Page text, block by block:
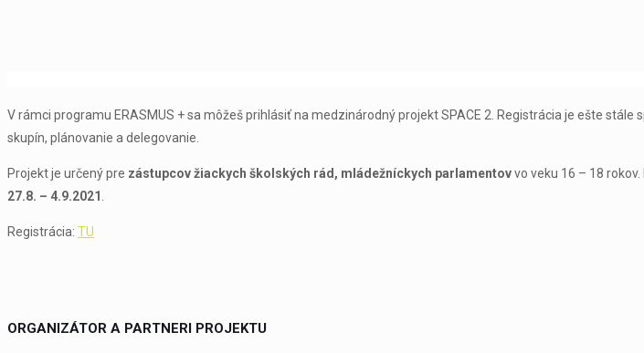
V rámci programu ERASMUS + sa môžeš prihlásiť na medzinárodný projekt SPACE 2. Registrácia je ešte
skupín, plánovanie a delegovanie.
Projekt je určený pre zástupcov žiackych školských rád, mládežníckych parlamentovvo veku 16 – 18
27.8. – 4.9.2021
Registrácia: TU
ORGANIZÁTOR A PARTNERI PROJEKTU